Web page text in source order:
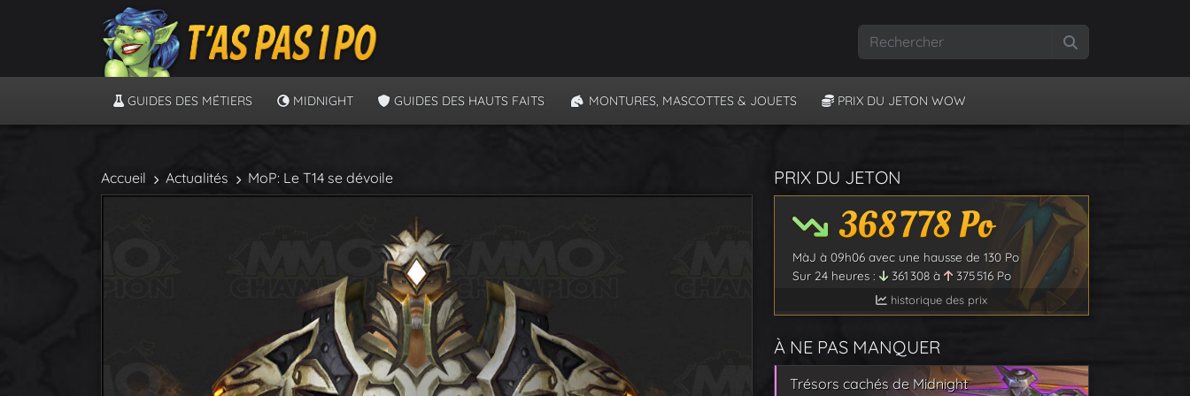
GUIDES DES MÉTIERS MIDNIGHT GUIDES DES HAUTS FAITS MONTURES, MASCOTTES & JOUETS PRIX DU JETON WOW
Accueil Actualités MoP: Le T14 se dévoile PRIX DU JETON
368 778Po
MàJ à 09h06 avec une hausse de 130 Po
Sur 24 heures :
361 308 à 375 516 Po
historique des prix
À NE PAS MANQUER
Trésors cachés de Midnight